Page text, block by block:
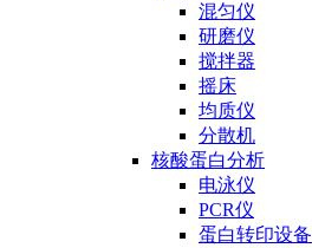
混匀仪
研磨仪
搅拌器
摇床
均质仪
分散机
核酸蛋白分析
电泳仪
PCR仪
蛋白转印设备